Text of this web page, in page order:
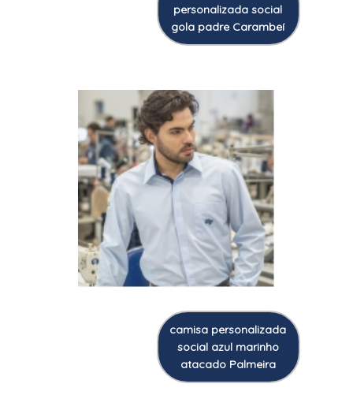
personalizada social
gola padre Carambeí
camisa personalizada
social azul marinho
atacado Palmeira